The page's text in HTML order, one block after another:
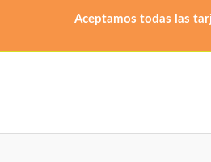
Aceptamos todas las